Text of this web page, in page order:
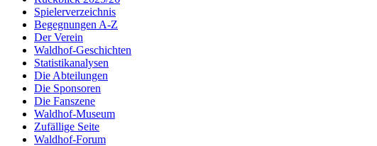
Spielerverzeichnis
Begegnungen A-Z
Der Verein
Waldhof-Geschichten
Statistikanalysen
Die Abteilungen
Die Sponsoren
Die Fanszene
Waldhof-Museum
Zufällige Seite
Waldhof-Forum